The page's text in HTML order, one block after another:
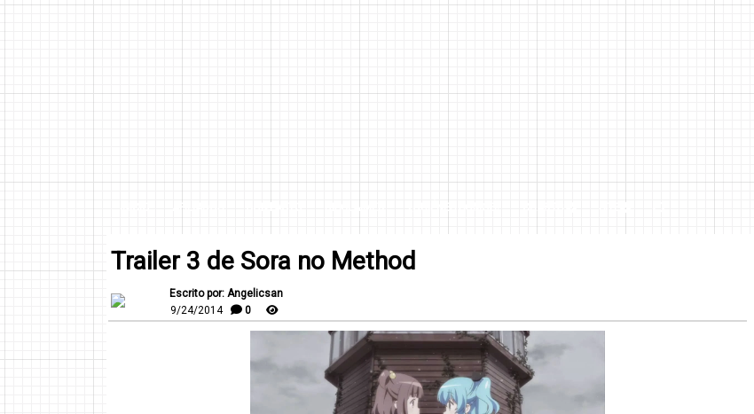
AFILIADOS DISCLAIMER ¿QUIÉNES SOMOS?
Trailer 3 de Sora no Method
Escrito por: Angelicsan
9/24/2014
0